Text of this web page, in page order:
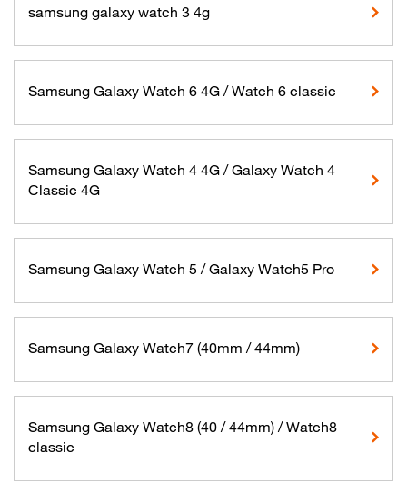
samsung galaxy watch 3 4g
Samsung Galaxy Watch 6 4G / Watch 6 classic
Samsung Galaxy Watch 4 4G / Galaxy Watch 4
Classic 4G
Samsung Galaxy Watch 5 / Galaxy Watch5 Pro
Samsung Galaxy Watch7 (40mm / 44mm)
Samsung Galaxy Watch8 (40 / 44mm) / Watch8
classic